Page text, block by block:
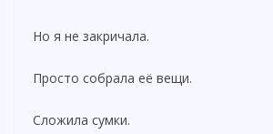
Но я не закричала.
Просто собрала её вещи.
Сложила сумки.